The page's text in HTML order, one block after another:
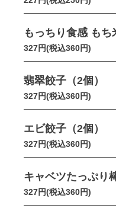
もっちり食感 もち
327円(税込360円)
翡翠餃子（2個）
327円(税込360円)
エビ餃子（2個）
327円(税込360円)
キャベツたっぷり
327円(税込360円)